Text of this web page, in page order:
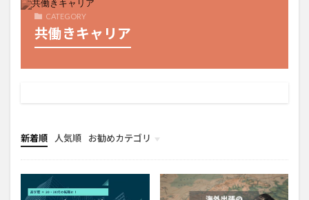
CATEGORY
共働きキャリア
新着順 人気順 お勧めカテゴリ
共働きキャリア
ブログ
雑記
海外・アメリカ生活
旅行